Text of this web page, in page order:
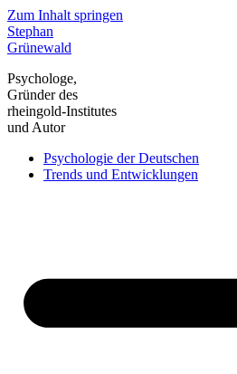
Zum Inhalt springen
Stephan
Grünewald
Psychologe,
Gründer des
rheingold-Institutes
und Autor
Psychologie der Deutschen
Trends und Entwicklungen